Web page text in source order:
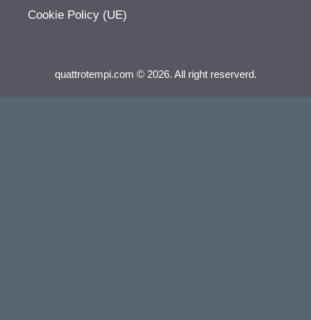
Cookie Policy (UE)
quattrotempi.com © 2026. All right reserverd.